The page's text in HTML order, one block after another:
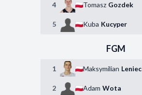
4 Tomasz Gozdek
5 Kuba Kucyper
FGM
1 Maksymilian Leniec
2 Adam Wota